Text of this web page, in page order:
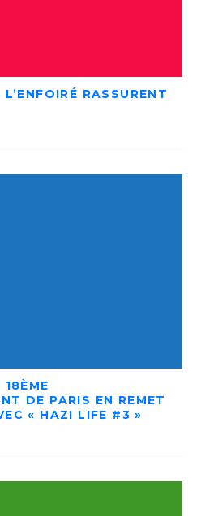
RASSURENT
DE PARIS EN REMET
« HAZI LIFE #3 »